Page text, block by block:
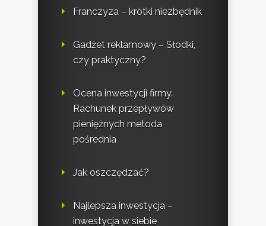
Franczyza – krótki niezbędnik
Gadżet reklamowy – Słodki,
czy praktyczny?
Ocena inwestycji firmy.
Rachunek przepływów
pieniężnych metoda
pośrednia
Jak oszczędzać?
Najlepsza inwestycja –
inwestycja w siebie